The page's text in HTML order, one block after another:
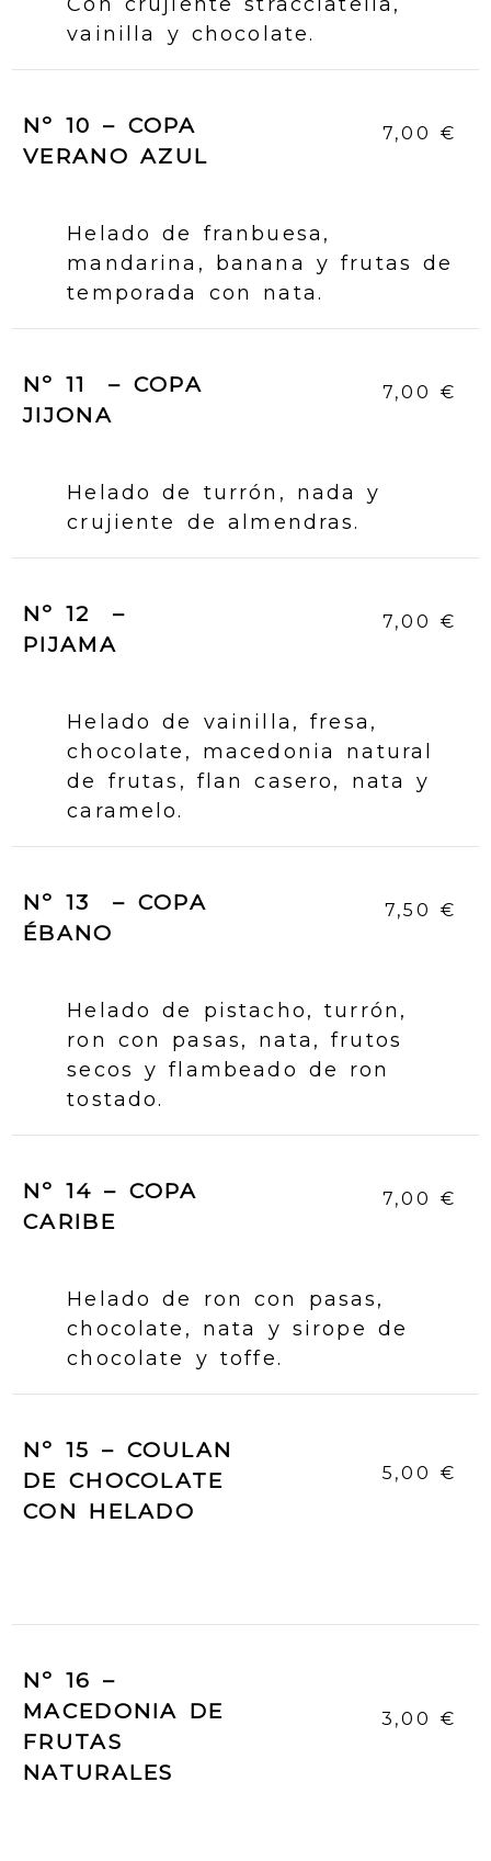
vainilla y chocolate.
Nº 10 – COPA
VERANO AZUL
7,00 €
Helado de franbuesa,
mandarina, banana y frutas de
temporada con nata.
Nº 11 – COPA
JIJONA
7,00 €
Helado de turrón, nada y
crujiente de almendras.
Nº 12 –
PIJAMA
7,00 €
Helado de vainilla, fresa,
chocolate, macedonia natural
de frutas, flan casero, nata y
caramelo.
Nº 13 – COPA
ÉBANO
7,50 €
Helado de pistacho, turrón,
ron con pasas, nata, frutos
secos y flambeado de ron
tostado.
Nº 14 – COPA
CARIBE
7,00 €
Helado de ron con pasas,
chocolate, nata y sirope de
chocolate y toffe.
Nº 15 – COULAN
DE CHOCOLATE
CON HELADO
5,00 €
Nº 16 –
MACEDONIA DE
FRUTAS
NATURALES
3,00 €